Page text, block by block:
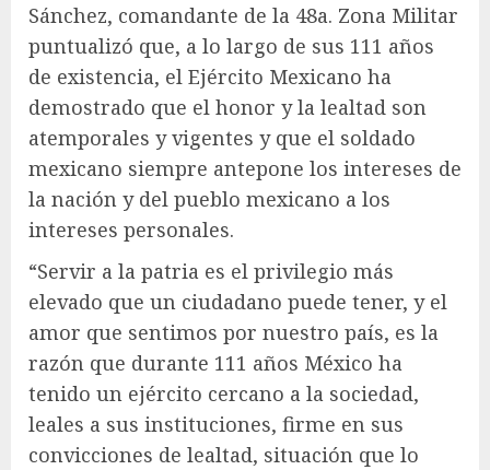
Sánchez, comandante de la 48a. Zona Militar
puntualizó que, a lo largo de sus 111 años
de existencia, el Ejército Mexicano ha
demostrado que el honor y la lealtad son
atemporales y vigentes y que el soldado
mexicano siempre antepone los intereses de
la nación y del pueblo mexicano a los
intereses personales.
“Servir a la patria es el privilegio más
elevado que un ciudadano puede tener, y el
amor que sentimos por nuestro país, es la
razón que durante 111 años México ha
tenido un ejército cercano a la sociedad,
leales a sus instituciones, firme en sus
convicciones de lealtad, situación que lo